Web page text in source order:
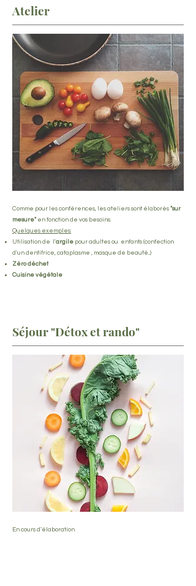
Atelier
Comme pour les conférences, les ateliers sont élaborés "sur
mesure" en fonction de vos besoins.
Quelques exemples:
Utilisation de l'argile pour adultes ou enfants (confection
d'un dentifrice, cataplasme , masque de beauté...)
Zéro déchet
Cuisine végétale
Séjour "Détox et rando"
En cours d'élaboration